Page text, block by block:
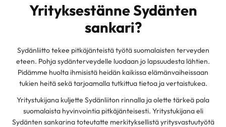
Yrityksestänne Sydänten
sankari?
Sydänliitto tekee pitkäjänteistä työtä suomalaisten terveyden
eteen. Pohja sydänterveydelle luodaan jo lapsuudesta lähtien.
Pidämme huolta ihmisistä heidän kaikissa elämänvaiheissaan
tukien heitä sekä tarjoamalla tutkittua tietoa ja vertaistukea.
Yritystukijana kuljette Sydänliiton rinnalla ja olette tärkeä pala
suomalaista hyvinvointia pitkäjänteisesti. Yritystukijana eli
Sydänten sankarina toteutatte merkityksellistä yritysvastuutyötä